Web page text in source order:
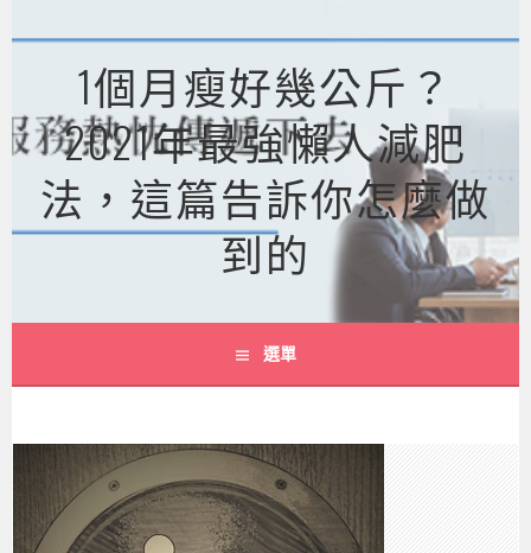
至
內
容
1個月瘦好幾公斤？
2021年最強懶人減肥
法，這篇告訴你怎麼做
到的
選單